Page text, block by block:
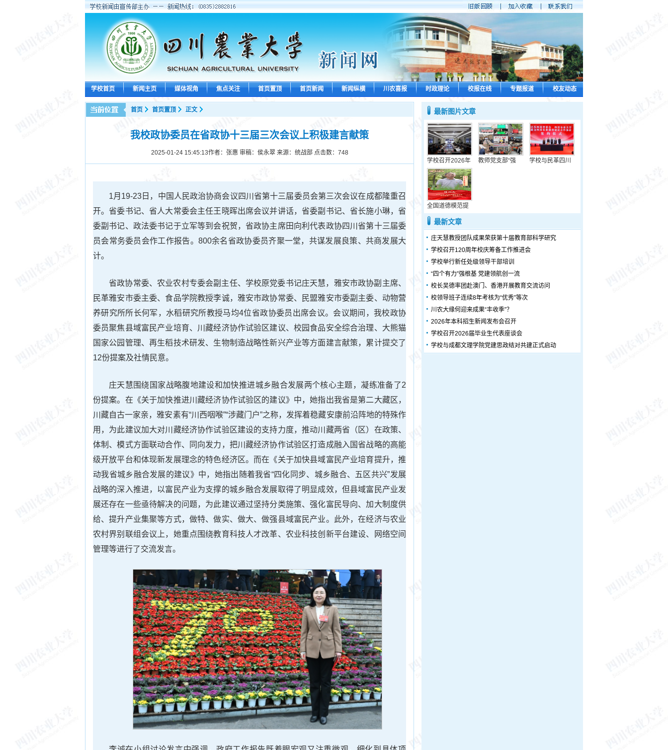
学校首页 新闻主页 媒体视角 焦点关注 首页置顶 首页新闻 新闻纵横 川农喜报 时政理论 校报在线 专题报道 校友动态
首页 首页置顶 正文
我校政协委员在省政协十三届三次会议上积极建言献策
2025-01-24 15:45:13作者：张惠 审稿：侯永翠 来源：统战部 点击数： 748
1月19-23日，中国人民政治协商会议四川省第十三届委员会第三次会议在成都隆重召
开。省委书记、省人大常委会主任王晓晖出席会议并讲话，省委副书记、省长施小琳，省
委副书记、政法委书记于立军等到会祝贺，省政协主席田向利代表政协四川省第十三届委
员会常务委员会作工作报告。800余名省政协委员齐聚一堂，共谋发展良策、共商发展大
计。
省政协常委、农业农村专委会副主任、学校原党委书记庄天慧，雅安市政协副主席、
民革雅安市委主委、食品学院教授李诚，雅安市政协常委、民盟雅安市委副主委、动物营
养研究所所长何军，水稻研究所教授马均4位省政协委员出席会议。会议期间，我校政协
委员聚焦县域富民产业培育、川藏经济协作试验区建议、校园食品安全综合治理、大熊猫
国家公园管理、再生稻技术研发、生物制造战略性新兴产业等方面建言献策，累计提交了
12份提案及社情民意。
庄天慧围绕国家战略腹地建设和加快推进城乡融合发展两个核心主题，凝练准备了2
份提案。在《关于加快推进川藏经济协作试验区的建议》中，她指出我省是第二大藏区，
川藏自古一家亲，雅安素有“川西咽喉”“涉藏门户”之称，发挥着稳藏安康前沿阵地的特殊作
用，为此建议加大对川藏经济协作试验区建设的支持力度，推动川藏两省（区）在政策、
体制、模式方面联动合作、同向发力，把川藏经济协作试验区打造成融入国省战略的高能
级开放平台和体现新发展理念的特色经济区。而在《关于加快县域富民产业培育提升，推
动我省城乡融合发展的建议》中，她指出随着我省“四化同步、城乡融合、五区共兴”发展
战略的深入推进，以富民产业为支撑的城乡融合发展取得了明显成效，但县域富民产业发
展还存在一些亟待解决的问题，为此建议通过坚持分类施策、强化富民导向、加大制度供
给、提升产业集聚等方式，做特、做实、做大、做强县域富民产业。此外，在经济与农业
农村界别联组会议上，她重点围绕教育科技人才改革、农业科技创新平台建设、网络空间
管理等进行了交流发言。
最新图片文章
学校召开2026年 教师党支部“强 学校与民革四川
全国道德模范提
最新文章
庄天慧教授团队成果荣获第十届教育部科学研究
学校召开120周年校庆筹备工作推进会
学校举行新任处级领导干部培训
“四个有力”强根基 党建领航创一流
校长吴德率团赴澳门、香港开展教育交流访问
校领导班子连续8年考核为“优秀”等次
川农大缘何迎来成果“丰收季”？
2026年本科招生新闻发布会召开
学校召开2026届毕业生代表座谈会
学校与成都文理学院党建思政结对共建正式启动